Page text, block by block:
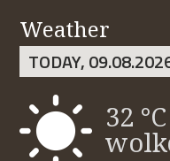
Weather
TODAY,
32 °C